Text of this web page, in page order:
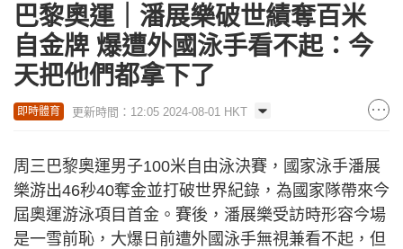
巴黎奧運｜潘展樂破世績奪百米
自金牌 爆遭外國泳手看不起：今
天把他們都拿下了
即時體育 更新時間：12:05 2024-08-01 HKT
周三巴黎奧運男子100米自由泳決賽，國家泳手潘展
樂游出46秒40奪金並打破世界紀錄，為國家隊帶來今
屆奧運游泳項目首金。賽後，潘展樂受訪時形容今場
是一雪前恥，大爆日前遭外國泳手無視兼看不起，但